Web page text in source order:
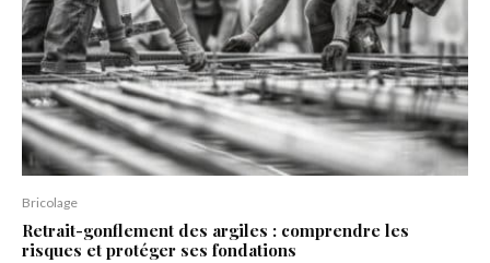
Bricolage
Retrait-gonflement des argiles : comprendre les
risques et protéger ses fondations